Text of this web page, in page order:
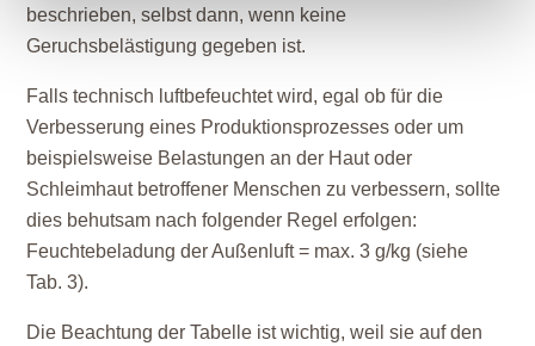
beschrieben, selbst dann, wenn keine
Geruchsbelästigung gegeben ist.
Falls technisch luftbefeuchtet wird, egal ob für die
Verbesserung eines Produktionsprozesses oder um
beispielsweise Belastungen an der Haut oder
Schleimhaut betroffener Menschen zu verbessern, sollte
dies behutsam nach folgender Regel erfolgen:
Feuchtebeladung der Außenluft = max. 3 g/kg (siehe
Tab. 3).
Die Beachtung der Tabelle ist wichtig, weil sie auf den